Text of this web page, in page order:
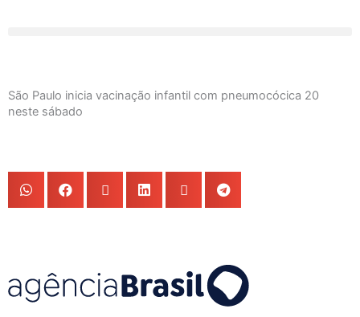
São Paulo inicia vacinação infantil com pneumocócica 20
neste sábado